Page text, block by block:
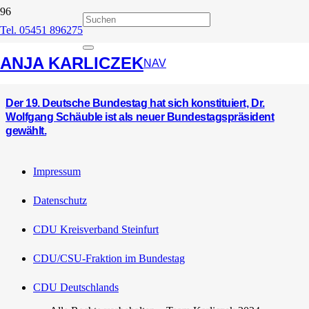
Tel. 05451 896275
ANJA KARLICZEKNAV
19. Deutscher Bundestag
Der 19. Deutsche Bundestag hat sich konstituiert, Dr.
Wolfgang Schäuble ist als neuer Bundestagspräsident
gewählt.
Impressum
Datenschutz
CDU Kreisverband Steinfurt
CDU/CSU-Fraktion im Bundestag
CDU Deutschlands